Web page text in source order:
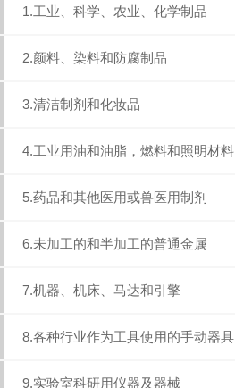
1.工业、科学、农业、化学制品
2.颜料、染料和防腐制品
3.清洁制剂和化妆品
4.工业用油和油脂，燃料和照明材料
5.药品和其他医用或兽医用制剂
6.未加工的和半加工的普通金属
7.机器、机床、马达和引擎
8.各种行业作为工具使用的手动器具
9.实验室科研用仪器及器械